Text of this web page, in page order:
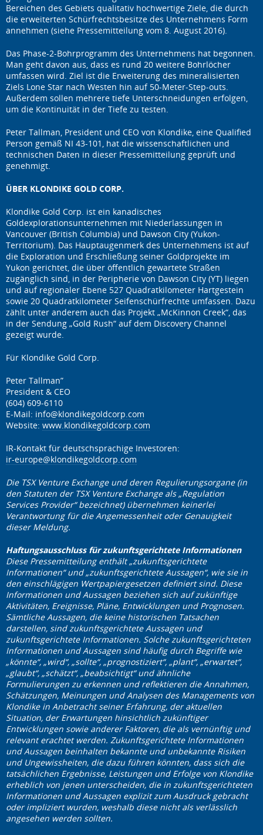
Bereichen des Gebiets qualitativ hochwertige Ziele, die durch
die erweiterten Schürfrechtsbesitze des Unternehmens Form
annehmen (siehe Pressemitteilung vom 8. August 2016).
Das Phase-2-Bohrprogramm des Unternehmens hat begonnen.
Man geht davon aus, dass es rund 20 weitere Bohrlöcher
umfassen wird. Ziel ist die Erweiterung des mineralisierten
Ziels Lone Star nach Westen hin auf 50-Meter-Step-outs.
Außerdem sollen mehrere tiefe Unterschneidungen erfolgen,
um die Kontinuität in der Tiefe zu testen.
Peter Tallman, President und CEO von Klondike, eine Qualified
Person gemäß NI 43-101, hat die wissenschaftlichen und
technischen Daten in dieser Pressemitteilung geprüft und
genehmigt.
ÜBER KLONDIKE GOLD CORP.
Klondike Gold Corp. ist ein kanadisches
Goldexplorationsunternehmen mit Niederlassungen in
Vancouver (British Columbia) und Dawson City (Yukon-
Territorium). Das Hauptaugenmerk des Unternehmens ist auf
die Exploration und Erschließung seiner Goldprojekte im
Yukon gerichtet, die über öffentlich gewartete Straßen
zugänglich sind, in der Peripherie von Dawson City (YT) liegen
und auf regionaler Ebene 527 Quadratkilometer Hartgestein
sowie 20 Quadratkilometer Seifenschürfrechte umfassen. Dazu
zählt unter anderem auch das Projekt „McKinnon Creek“, das
in der Sendung „Gold Rush“ auf dem Discovery Channel
gezeigt wurde.
Für Klondike Gold Corp.
Peter Tallman”
President & CEO
(604) 609-6110
E-Mail: info@klondikegoldcorp.com
Website: www.klondikegoldcorp.com
IR-Kontakt für deutschsprachige Investoren:
ir-europe@klondikegoldcorp.com
Die TSX Venture Exchange und deren Regulierungsorgane (in
den Statuten der TSX Venture Exchange als „Regulation
Services Provider“ bezeichnet) übernehmen keinerlei
Verantwortung für die Angemessenheit oder Genauigkeit
dieser Meldung.
Haftungsausschluss für zukunftsgerichtete Informationen
Diese Pressemitteilung enthält „zukunftsgerichtete
Informationen“ und „zukunftsgerichtete Aussagen“, wie sie in
den einschlägigen Wertpapiergesetzen definiert sind. Diese
Informationen und Aussagen beziehen sich auf zukünftige
Aktivitäten, Ereignisse, Pläne, Entwicklungen und Prognosen.
Sämtliche Aussagen, die keine historischen Tatsachen
darstellen, sind zukunftsgerichtete Aussagen und
zukunftsgerichtete Informationen. Solche zukunftsgerichteten
Informationen und Aussagen sind häufig durch Begriffe wie
„könnte“, „wird“, „sollte“, „prognostiziert“, „plant“, „erwartet“,
„glaubt“, „schätzt“, „beabsichtigt“ und ähnliche
Formulierungen zu erkennen und reflektieren die Annahmen,
Schätzungen, Meinungen und Analysen des Managements von
Klondike in Anbetracht seiner Erfahrung, der aktuellen
Situation, der Erwartungen hinsichtlich zukünftiger
Entwicklungen sowie anderer Faktoren, die als vernünftig und
relevant erachtet werden. Zukunftsgerichtete Informationen
und Aussagen beinhalten bekannte und unbekannte Risiken
und Ungewissheiten, die dazu führen könnten, dass sich die
tatsächlichen Ergebnisse, Leistungen und Erfolge von Klondike
erheblich von jenen unterscheiden, die in zukunftsgerichteten
Informationen und Aussagen explizit zum Ausdruck gebracht
oder impliziert wurden, weshalb diese nicht als verlässlich
angesehen werden sollten.